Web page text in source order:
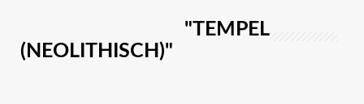
IMAGES TAGGED "TEMPEL
(NEOLITHISCH)"